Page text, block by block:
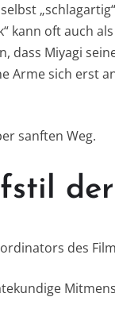
kann oft auch
dass Miyagi
Arme sich erst
sanften Weg.
des